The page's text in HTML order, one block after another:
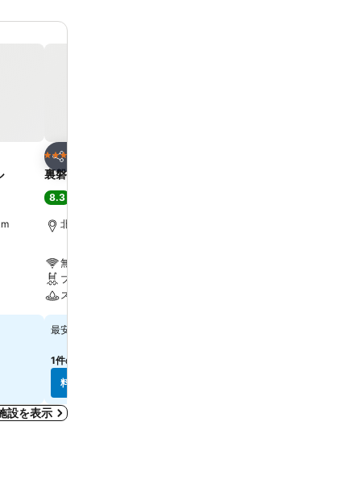
シェア
4 ホテルのランク
裏磐梯レイクリゾート
8.3
北塩原村, 街の中心まで11.0 km
無料Wi-Fi
プール
スパ
最安値
1件のサイト
料金を表示
設を表示